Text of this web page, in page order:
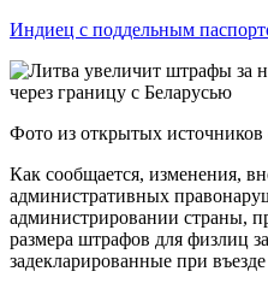
Индиец с поддельным
Фото из открытых
Как сообщается, изменения,
административных
администрировании страны,
размера штрафов для физлиц
задекларированные при